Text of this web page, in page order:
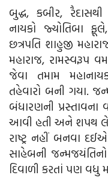
બુદ્ધ, કબીર,
નાયકો જ્યોતિબા ફૂલે,
છત્રપતિ શાહુજી
મહારાજ, રામસ્વરૂપ
જેવા તમામ
તહેવારો બની ગયા.
બંધારણની પ્રસ્તાવના
આવી હતી અને શપથ
રાષ્ટ્ર નહીં બનવા
સાહેબની
દિવાળી કરતાં પણ વધુ